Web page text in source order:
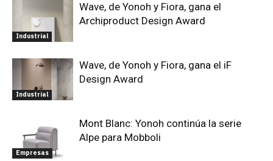
Industrial
Wave, de Yonoh y Fiora, gana el
Archiproduct Design Award
Industrial
Wave, de Yonoh y Fiora, gana el iF
Design Award
Empresas
Mont Blanc: Yonoh continúa la serie
Alpe para Mobboli